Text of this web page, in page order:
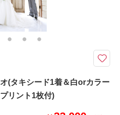
です♪
足コースです。。。
掛＆白ドレス＆カラードレスなんて組
びして、スタジオやロケーションで、1
ート
2020年5月17日
(タキシード1着＆白orカラー
リント1枚付)